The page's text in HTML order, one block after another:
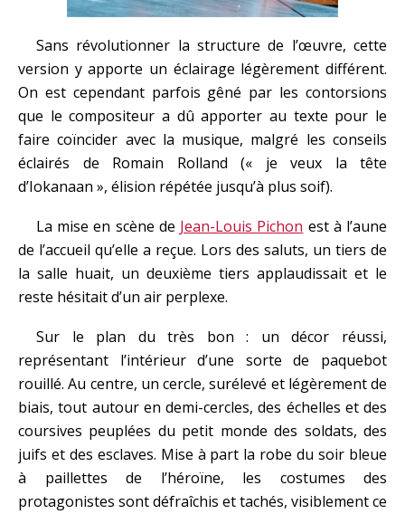
Sans révolutionner la structure de l’œuvre, cette
version y apporte un éclairage légèrement différent.
On est cependant parfois gêné par les contorsions
que le compositeur a dû apporter au texte pour le
faire coïncider avec la musique, malgré les conseils
éclairés de Romain Rolland (« je veux la tête
d’Iokanaan », élision répétée jusqu’à plus soif).
La mise en scène de Jean-Louis Pichon est à l’aune
de l’accueil qu’elle a reçue. Lors des saluts, un tiers de
la salle huait, un deuxième tiers applaudissait et le
reste hésitait d’un air perplexe.
Sur le plan du très bon : un décor réussi,
représentant l’intérieur d’une sorte de paquebot
rouillé. Au centre, un cercle, surélevé et légèrement de
biais, tout autour en demi-cercles, des échelles et des
coursives peuplées du petit monde des soldats, des
juifs et des esclaves. Mise à part la robe du soir bleue
à paillettes de l’héroïne, les costumes des
protagonistes sont défraîchis et tachés, visiblement ce